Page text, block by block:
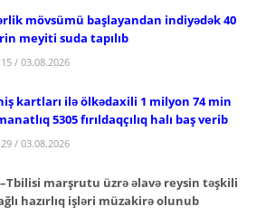
mövsümü başlayandan indiyədək 40
meyiti suda tapılıb
/ 03.08.2026
kartları ilə ölkədaxili 1 milyon 74 min
5305 fırıldaqçılıq halı baş verib
/ 03.08.2026
marşrutu üzrə əlavə reysin təşkili
hazırlıq işləri müzakirə olunub